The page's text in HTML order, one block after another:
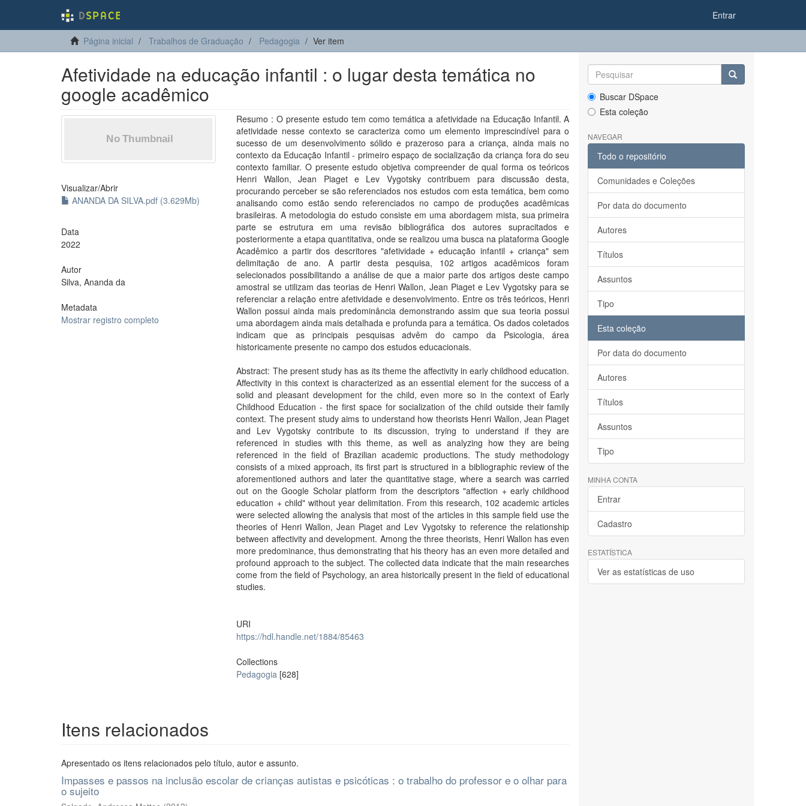
Entrar
Página inicial Trabalhos de Graduação Pedagogia Ver item
Afetividade na educação infantil : o lugar desta temática no
google acadêmico
Visualizar/Abrir
ANANDA DA SILVA.pdf (3.629Mb)
Data
2022
Autor
Silva, Ananda da
Metadata
Mostrar registro completo
Resumo : O presente estudo tem como temática a afetividade na Educação Infantil. A
afetividade nesse contexto se caracteriza como um elemento imprescindível para o
sucesso de um desenvolvimento sólido e prazeroso para a criança, ainda mais no
contexto da Educação Infantil - primeiro espaço de socialização da criança fora do seu
contexto familiar. O presente estudo objetiva compreender de qual forma os teóricos
Henri Wallon, Jean Piaget e Lev Vygotsky contribuem para discussão desta,
procurando perceber se são referenciados nos estudos com esta temática, bem como
analisando como estão sendo referenciados no campo de produções acadêmicas
brasileiras. A metodologia do estudo consiste em uma abordagem mista, sua primeira
parte se estrutura em uma revisão bibliográfica dos autores supracitados e
posteriormente a etapa quantitativa, onde se realizou uma busca na plataforma Google
Acadêmico a partir dos descritores "afetividade + educação infantil + criança" sem
delimitação de ano. A partir desta pesquisa, 102 artigos acadêmicos foram
selecionados possibilitando a análise de que a maior parte dos artigos deste campo
amostral se utilizam das teorias de Henri Wallon, Jean Piaget e Lev Vygotsky para se
referenciar a relação entre afetividade e desenvolvimento. Entre os três teóricos, Henri
Wallon possui ainda mais predominância demonstrando assim que sua teoria possui
uma abordagem ainda mais detalhada e profunda para a temática. Os dados coletados
indicam que as principais pesquisas advêm do campo da Psicologia, área
historicamente presente no campo dos estudos educacionais.
Abstract: The present study has as its theme the affectivity in early childhood education.
Affectivity in this context is characterized as an essential element for the success of a
solid and pleasant development for the child, even more so in the context of Early
Childhood Education - the first space for socialization of the child outside their family
context. The present study aims to understand how theorists Henri Wallon, Jean Piaget
and Lev Vygotsky contribute to its discussion, trying to understand if they are
referenced in studies with this theme, as well as analyzing how they are being
referenced in the field of Brazilian academic productions. The study methodology
consists of a mixed approach, its first part is structured in a bibliographic review of the
aforementioned authors and later the quantitative stage, where a search was carried
out on the Google Scholar platform from the descriptors "affection + early childhood
education + child" without year delimitation. From this research, 102 academic articles
were selected allowing the analysis that most of the articles in this sample field use the
theories of Henri Wallon, Jean Piaget and Lev Vygotsky to reference the relationship
between affectivity and development. Among the three theorists, Henri Wallon has even
more predominance, thus demonstrating that his theory has an even more detailed and
profound approach to the subject. The collected data indicate that the main researches
come from the field of Psychology, an area historically present in the field of educational
studies.
URI
https://hdl.handle.net/1884/85463
Collections
Pedagogia [628]
Itens relacionados
Apresentado os itens relacionados pelo título, autor e assunto.
Impasses e passos na inclusão escolar de crianças autistas e psicóticas : o trabalho do professor e o olhar para
o sujeito
Buscar DSpace
Esta coleção
NAVEGAR
Todo o repositório
Comunidades e Coleções
Por data do documento
Autores
Títulos
Assuntos
Tipo
Esta coleção
Por data do documento
Autores
Títulos
Assuntos
Tipo
MINHA CONTA
Entrar
Cadastro
ESTATÍSTICA
Ver as estatísticas de uso